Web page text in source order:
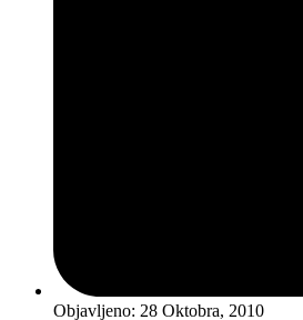
Objavljeno: 28 Oktobra, 2010